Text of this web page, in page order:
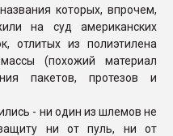
которых, впрочем,
на суд американских
отлитых из полиэтилена
(похожий материал
пакетов, протезов и
- ни один из шлемов не
ни от пуль, ни от